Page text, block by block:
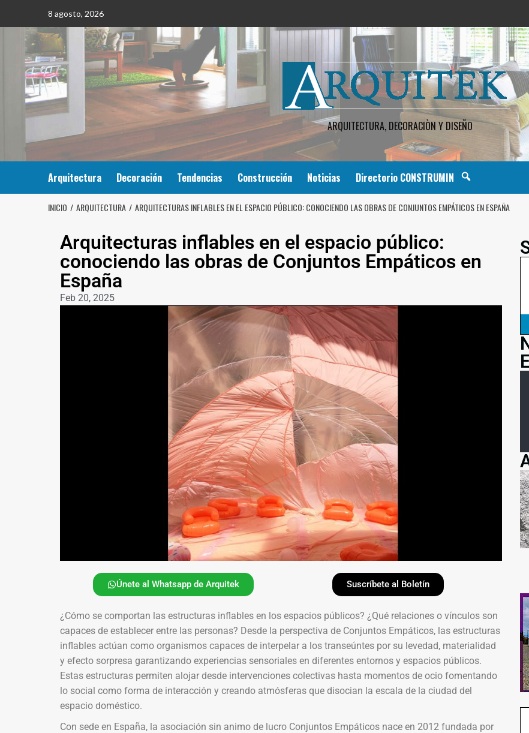
8 agosto, 2026
ARQUITECTURA, DECORACIÒN Y DISEÑO
Arquitectura Decoración Tendencias Construcción Noticias Directorio CONSTRUMIN
INICIO ARQUITECTURA ARQUITECTURAS INFLABLES EN EL ESPACIO PÚBLICO: CONOCIENDO LAS OBRAS DE CONJUNTOS EMPÁTICOS EN ESPAÑA
Arquitecturas inflables en el espacio público:
conociendo las obras de Conjuntos Empáticos en
España
Feb 20, 2025
Únete al Whatsapp de Arquitek Suscríbete al Boletín
¿Cómo se comportan las estructuras inflables en los espacios públicos? ¿Qué relaciones o vínculos son
capaces de establecer entre las personas? Desde la perspectiva de Conjuntos Empáticos, las estructuras
inflables actúan como organismos capaces de interpelar a los transeúntes por su levedad, materialidad
y efecto sorpresa garantizando experiencias sensoriales en diferentes entornos y espacios públicos.
Estas estructuras permiten alojar desde intervenciones colectivas hasta momentos de ocio fomentando
lo social como forma de interacción y creando atmósferas que disocian la escala de la ciudad del
espacio doméstico.
Con sede en España, la asociación sin animo de lucro Conjuntos Empáticos nace en 2012 fundada por